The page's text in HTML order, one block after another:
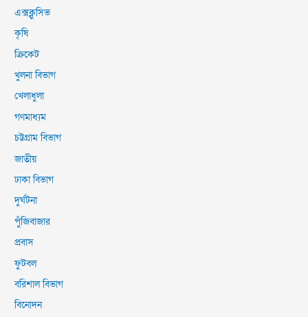
এক্সক্লুসিভ
কৃষি
ক্রিকেট
খুলনা বিভাগ
খেলাধুলা
গণমাধ্যম
চট্টগ্রাম বিভাগ
জাতীয়
ঢাকা বিভাগ
দুর্ঘটনা
পুঁজিবাজার
প্রবাস
ফুটবল
বরিশাল বিভাগ
বিনোদন